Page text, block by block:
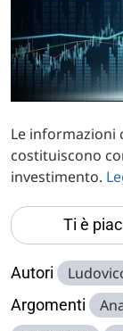
Le informazioni
costituiscono
investimento.
Ti è
Autori
Argomenti